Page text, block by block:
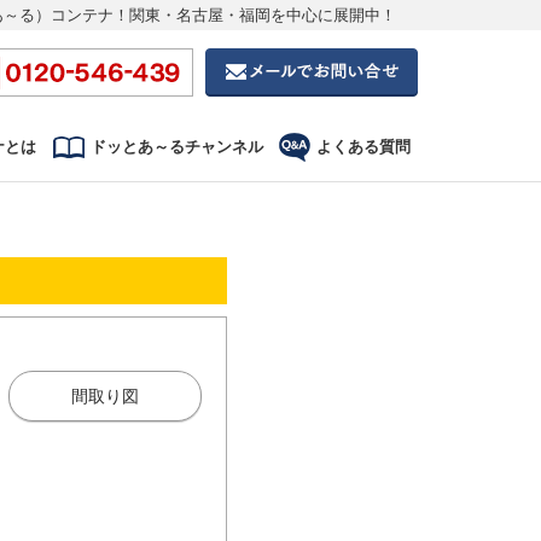
る）コンテナ！関東・名古屋・福岡を中心に展開中！
とは ドッとあ～るチャンネル よくある質問
間取り図